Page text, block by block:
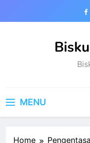
MENU
Home